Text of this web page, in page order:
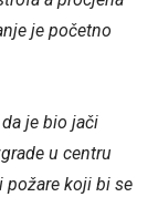
je početno
je bio jači
u centru
požare koji bi se